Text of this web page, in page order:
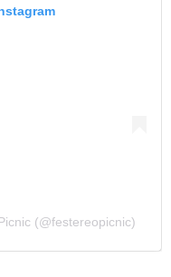
(@festereopicnic)